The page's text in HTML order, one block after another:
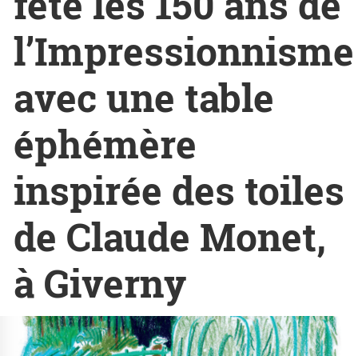
l’Impressionnisme
avec une table
éphémère
inspirée des toiles
de Claude Monet,
à Giverny